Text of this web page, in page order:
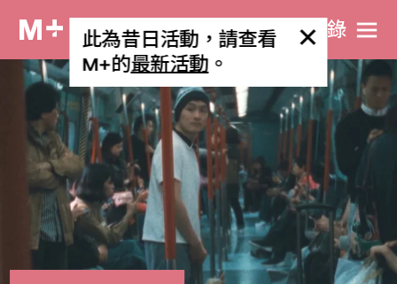
目​錄
此為昔日活動，請查看
M+的最新活動 。